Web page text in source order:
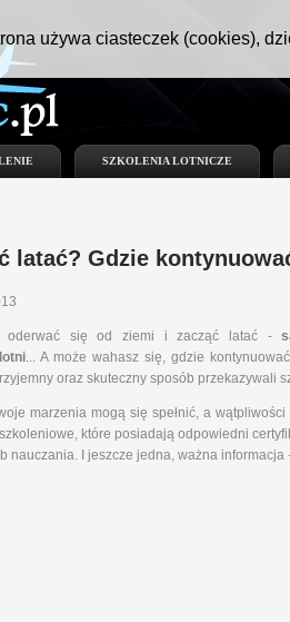
SZKOLENIA LOTNICZE
latać? Gdzie
oderwać się od ziemi i zacząć latać -
... A może wahasz się, gdzie
oraz skuteczny sposób
marzenia mogą się spełnić, a
które posiadają odpowiedni
nauczania. I jeszcze jedna, ważna
używa ciasteczek (cookies),